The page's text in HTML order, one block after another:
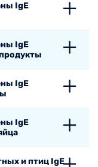
IgE
IgE
IgE
IgE
и птиц IgE